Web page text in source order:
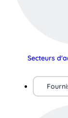
Secteurs